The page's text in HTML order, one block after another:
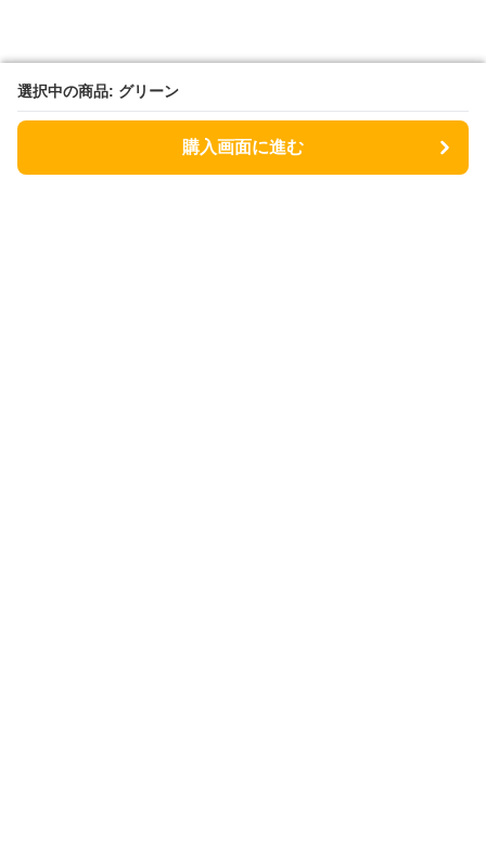
選択中の商品: グリーン
購入画面に進む
選択中の商品: グリーン
購入画面に進む